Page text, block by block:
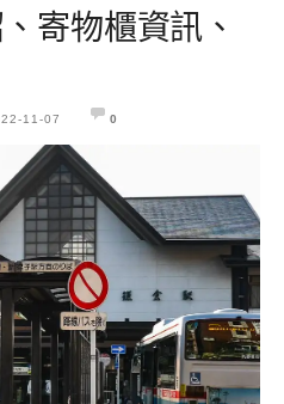
寄物櫃資訊、
11-07 0